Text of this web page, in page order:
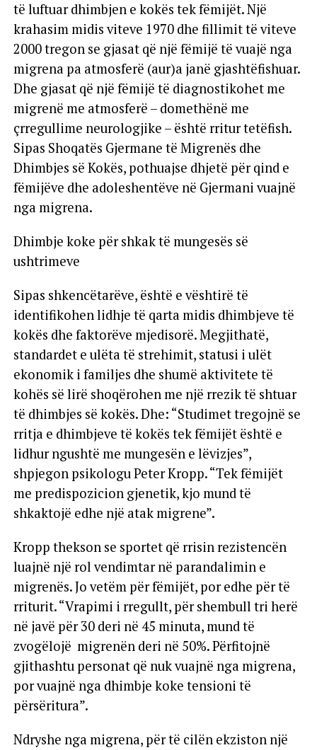
të luftuar dhimbjen e kokës tek fëmijët. Një
krahasim midis viteve 1970 dhe fillimit të viteve
2000 tregon se gjasat që një fëmijë të vuajë nga
migrena pa atmosferë (aur)a janë gjashtëfishuar.
Dhe gjasat që një fëmijë të diagnostikohet me
migrenë me atmosferë – domethënë me
çrregullime neurologjike – është rritur tetëfish.
Sipas Shoqatës Gjermane të Migrenës dhe
Dhimbjes së Kokës, pothuajse dhjetë për qind e
fëmijëve dhe adoleshentëve në Gjermani vuajnë
nga migrena.
Dhimbje koke për shkak të mungesës së
ushtrimeve
Sipas shkencëtarëve, është e vështirë të
identifikohen lidhje të qarta midis dhimbjeve të
kokës dhe faktorëve mjedisorë. Megjithatë,
standardet e ulëta të strehimit, statusi i ulët
ekonomik i familjes dhe shumë aktivitete të
kohës së lirë shoqërohen me një rrezik të shtuar
të dhimbjes së kokës. Dhe: “Studimet tregojnë se
rritja e dhimbjeve të kokës tek fëmijët është e
lidhur ngushtë me mungesën e lëvizjes”,
shpjegon psikologu Peter Kropp. “Tek fëmijët
me predispozicion gjenetik, kjo mund të
shkaktojë edhe një atak migrene”.
Kropp thekson se sportet që rrisin rezistencën
luajnë një rol vendimtar në parandalimin e
migrenës. Jo vetëm për fëmijët, por edhe për të
rriturit. “Vrapimi i rregullt, për shembull tri herë
në javë për 30 deri në 45 minuta, mund të
zvogëlojë migrenën deri në 50%. Përfitojnë
gjithashtu personat që nuk vuajnë nga migrena,
por vuajnë nga dhimbje koke tensioni të
përsëritura”.
Ndryshe nga migrena, për të cilën ekziston një